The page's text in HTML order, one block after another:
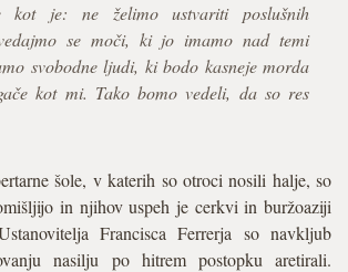
kot je: ne želimo ustvariti poslušnih
se moči, ki jo imamo nad temi
svobodne ljudi, ki bodo kasneje morda
kot mi. Tako bomo vedeli, da so res
šole, v katerih so otroci nosili halje, so
in njihov uspeh je cerkvi in buržoaziji
Francisca Ferrerja so navkljub
nasilju po hitrem postopku aretirali.